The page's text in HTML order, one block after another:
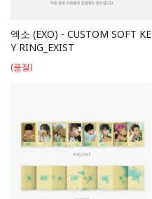
엑소 (EXO) - CUSTOM SOFT KE
Y RING_EXIST
(품절)